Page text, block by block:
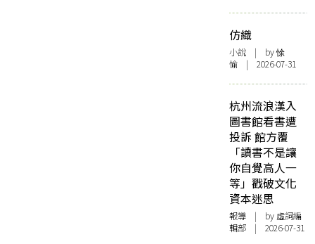
仿織
小說 | by 悇
愉 | 2026-07-31
杭州流浪漢入
圖書館看書遭
投訴 館方覆
「讀書不是讓
你自覺高人一
等」戳破文化
資本迷思
報導 | by 虛詞編
輯部 | 2026-07-31